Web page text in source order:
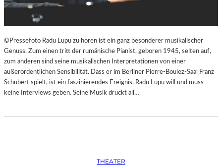
©Pressefoto Radu Lupu zu hören ist ein ganz besonderer musikalischer
Genuss. Zum einen tritt der rumänische Pianist, geboren 1945, selten auf,
zum anderen sind seine musikalischen Interpretationen von einer
außerordentlichen Sensibilität. Dass er im Berliner Pierre-Boulez-Saal Franz
Schubert spielt, ist ein faszinierendes Ereignis. Radu Lupu will und muss
keine Interviews geben. Seine Musik drückt all…
THEATER